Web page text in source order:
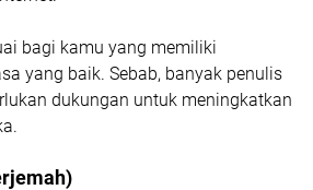
bagi kamu yang memiliki
yang baik. Sebab, banyak penulis
dukungan untuk meningkatkan